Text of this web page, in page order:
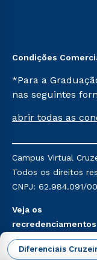
Diferenciais
Condições
*Para a
nas seguintes
Já para as
mencionadas são
Religioso,
do Ensino de
abrir todas as
Campus Virtual
Todos os direitos
CNPJ: 62.984.091/
Veja os
recredenciamentos
aqui